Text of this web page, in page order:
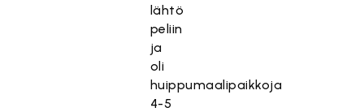
lähtö
peliin
ja
oli
huippumaalipaikkoja
4-5